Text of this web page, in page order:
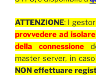
ATTENZIONE: I
provvedere ad
della connessione
master server, in
NON effettuare